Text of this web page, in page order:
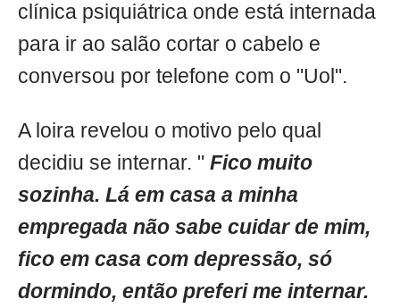
clínica psiquiátrica onde está internada
para ir ao salão cortar o cabelo e
conversou por telefone com o "Uol".
A loira revelou o motivo pelo qual
decidiu se internar. " Fico muito
sozinha. Lá em casa a minha
empregada não sabe cuidar de mim,
fico em casa com depressão, só
dormindo, então preferi me internar.